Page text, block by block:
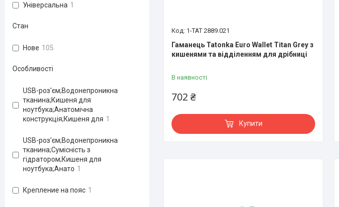
1-TAT 2889.021
Гаманець Tatonka Euro Wallet Titan Grey з
кишенями та відділенням для дрібниці
В наявності
702 ₴
Купити
Універсальна 1
Стан
Нове 105
Особливості
USB-роз'єм;Водонепроникна
тканина;Кишеня для
ноутбука;Анатомічна
конструкція;Кишеня для 1
USB-роз'єм;Водонепроникна
тканина;Сумісність з
гідратором;Кишеня для
ноутбука;Анато 1
Крепление на пояс 1